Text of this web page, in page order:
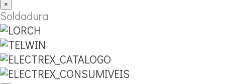
×
Soldadura